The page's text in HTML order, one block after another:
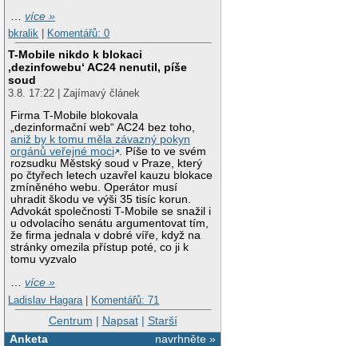
…více »
bkralik
Komentářů: 0
T-Mobile nikdo k blokaci
‚dezinfowebu‘ AC24 nenutil, píše
soud
3.8. 17:22 | Zajímavý článek
Firma T-Mobile blokovala
„dezinformační web“ AC24 bez toho,
aniž by k tomu měla závazný pokyn
orgánů veřejné moci . Píše to ve svém
rozsudku Městský soud v Praze, který
po čtyřech letech uzavřel kauzu blokace
zmíněného webu. Operátor musí
uhradit škodu ve výši 35 tisíc korun.
Advokát společnosti T-Mobile se snažil i
u odvolacího senátu argumentovat tím,
že firma jednala v dobré víře, když na
stránky omezila přístup poté, co ji k
tomu vyzvalo
…více »
Ladislav Hagara | Komentářů: 71
Centrum | Napsat| Starší
navrhněte »
Anketa